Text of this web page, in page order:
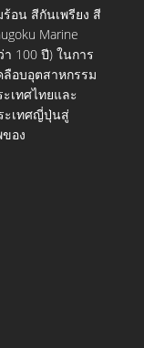
อน สีกันเพรียง สี
Marine
า 100 ปี) ในการ
ลือบอุตสาหกรรม
เทศไทยและ
ะเทศญี่ปุ่นสู่
อง